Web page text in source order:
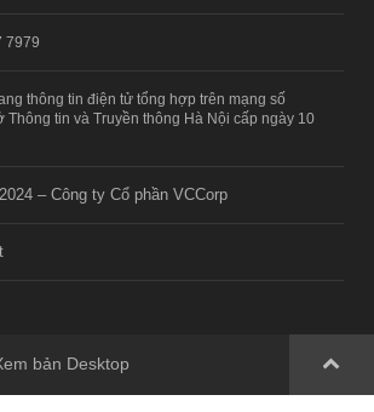
7979
thông tin điện tử tổng hợp trên mạng số
Thông tin và Truyền thông Hà Nội cấp ngày 10
– Công ty Cổ phần VCCorp
bản Desktop